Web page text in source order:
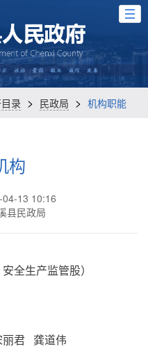
录 > 民政局 > 机构职能
构
13 10:16
县民政局
全生产监管股）
君 龚道伟